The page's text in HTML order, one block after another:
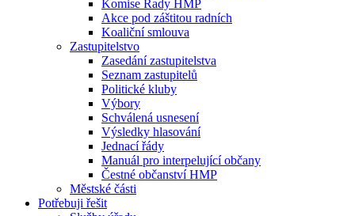
Komise Rady HMP
Akce pod záštitou radních
Koaliční smlouva
Zastupitelstvo
Zasedání zastupitelstva
Seznam zastupitelů
Politické kluby
Výbory
Schválená usnesení
Výsledky hlasování
Jednací řády
Manuál pro interpelující občany
Čestné občanství HMP
Městské části
Potřebuji řešit